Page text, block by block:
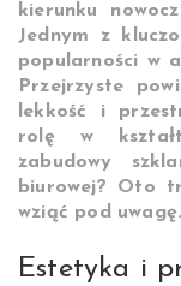
kierunku
Jednym z
popularności w
Przejrzyste
lekkość i
rolę w
zabudowy
biurowej? Oto
wziąć pod uwagę.
Estetyka i